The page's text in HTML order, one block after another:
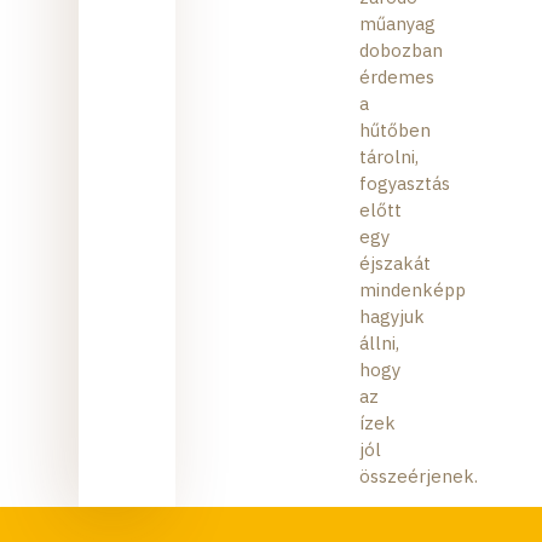
műanyag
dobozban
érdemes
a
hűtőben
tárolni,
fogyasztás
előtt
egy
éjszakát
mindenképp
hagyjuk
állni,
hogy
az
ízek
jól
összeérjenek.